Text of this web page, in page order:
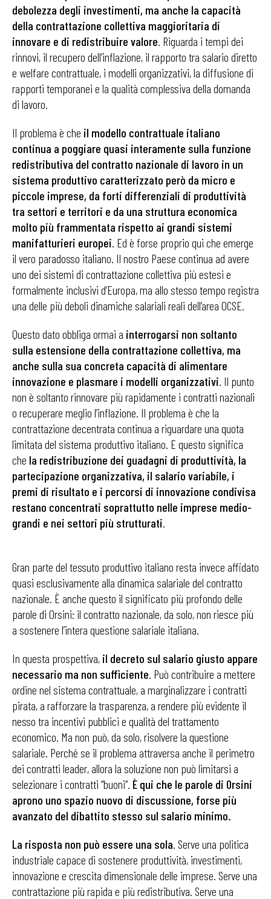
debolezza degli investimenti, ma anche la capacità
della contrattazione collettiva maggioritaria di
innovare e di redistribuire valore. Riguarda i tempi dei
rinnovi, il recupero dell’inflazione, il rapporto tra salario diretto
e welfare contrattuale, i modelli organizzativi, la diffusione di
rapporti temporanei e la qualità complessiva della domanda
di lavoro.
Il problema è che il modello contrattuale italiano
continua a poggiare quasi interamente sulla funzione
redistributiva del contratto nazionale di lavoro in un
sistema produttivo caratterizzato però da micro e
piccole imprese, da forti differenziali di produttività
tra settori e territori e da una struttura economica
molto più frammentata rispetto ai grandi sistemi
manifatturieri europei. Ed è forse proprio qui che emerge
il vero paradosso italiano. Il nostro Paese continua ad avere
uno dei sistemi di contrattazione collettiva più estesi e
formalmente inclusivi d’Europa, ma allo stesso tempo registra
una delle più deboli dinamiche salariali reali dell’area OCSE.
Questo dato obbliga ormai a interrogarsi non soltanto
sulla estensione della contrattazione collettiva, ma
anche sulla sua concreta capacità di alimentare
innovazione e plasmare i modelli organizzativi. Il punto
non è soltanto rinnovare più rapidamente i contratti nazionali
o recuperare meglio l’inflazione. Il problema è che la
contrattazione decentrata continua a riguardare una quota
limitata del sistema produttivo italiano. E questo significa
che la redistribuzione dei guadagni di produttività, la
partecipazione organizzativa, il salario variabile, i
premi di risultato e i percorsi di innovazione condivisa
restano concentrati soprattutto nelle imprese medio-
grandi e nei settori più strutturati.
Gran parte del tessuto produttivo italiano resta invece affidato
quasi esclusivamente alla dinamica salariale del contratto
nazionale. È anche questo il significato più profondo delle
parole di Orsini: il contratto nazionale, da solo, non riesce più
a sostenere l’intera questione salariale italiana.
In questa prospettiva, il decreto sul salario giusto appare
necessario ma non sufficiente. Può contribuire a mettere
ordine nel sistema contrattuale, a marginalizzare i contratti
pirata, a rafforzare la trasparenza, a rendere più evidente il
nesso tra incentivi pubblici e qualità del trattamento
economico. Ma non può, da solo, risolvere la questione
salariale. Perché se il problema attraversa anche il perimetro
dei contratti leader, allora la soluzione non può limitarsi a
selezionare i contratti “buoni”. È qui che le parole di Orsini
aprono uno spazio nuovo di discussione, forse più
avanzato del dibattito stesso sul salario minimo.
La risposta non può essere una sola. Serve una politica
industriale capace di sostenere produttività, investimenti,
innovazione e crescita dimensionale delle imprese. Serve una
contrattazione più rapida e più redistributiva. Serve una